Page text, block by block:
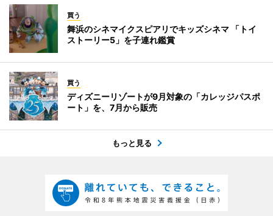
買う
舞浜のシネマイクスピアリでキッズシネマ 「トイ
ストーリー5」を子連れ鑑賞
買う
ディズニーリゾートが9月対象の「カレッジパスポ
ート」を、7月から販売
もっと見る